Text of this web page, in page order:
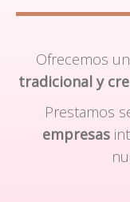
Ofrecemos
tradicional y
Prestamos
empresas